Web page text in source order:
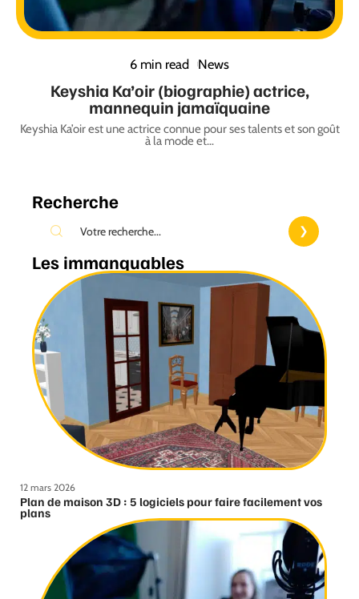
6 min read News
Keyshia Ka’oir (biographie) actrice,
mannequin jamaïquaine
Keyshia Ka’oir est une actrice connue pour ses talents et son goût
à la mode et…
Recherche
Les immanquables
12 mars 2026
Plan de maison 3D : 5 logiciels pour faire facilement vos
plans